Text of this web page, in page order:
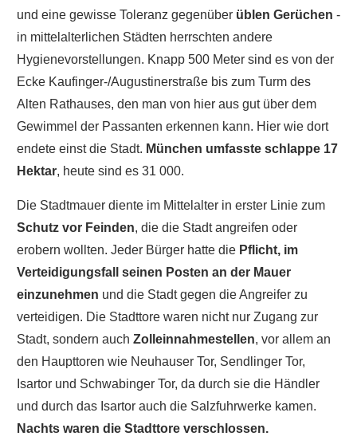
und eine gewisse Toleranz gegenüber üblen Gerüchen -
in mittelalterlichen Städten herrschten andere
Hygienevorstellungen. Knapp 500 Meter sind es von der
Ecke Kaufinger-/Augustinerstraße bis zum Turm des
Alten Rathauses, den man von hier aus gut über dem
Gewimmel der Passanten erkennen kann. Hier wie dort
endete einst die Stadt. München umfasste schlappe 17
Hektar, heute sind es 31 000.
Die Stadtmauer diente im Mittelalter in erster Linie zum
Schutz vor Feinden, die die Stadt angreifen oder
erobern wollten. Jeder Bürger hatte die Pflicht, im
Verteidigungsfall seinen Posten an der Mauer
einzunehmen und die Stadt gegen die Angreifer zu
verteidigen. Die Stadttore waren nicht nur Zugang zur
Stadt, sondern auch Zolleinnahmestellen, vor allem an
den Haupttoren wie Neuhauser Tor, Sendlinger Tor,
Isartor und Schwabinger Tor, da durch sie die Händler
und durch das Isartor auch die Salzfuhrwerke kamen.
Nachts waren die Stadttore verschlossen.